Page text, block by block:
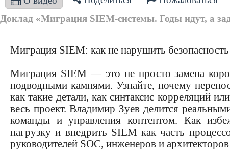
Доклад «Миграция SIEM‑системы. Годы идут, а
Миграция SIEM: как не нарушить
Миграция SIEM — это не просто замена
подводными камнями. Узнайте, почему
как такие детали, как синтаксис корреляций
весь проект. Владимир Зуев делится
команды и управления контентом. Как
нагрузку и внедрить SIEM как часть
руководителей SOC, инженеров и